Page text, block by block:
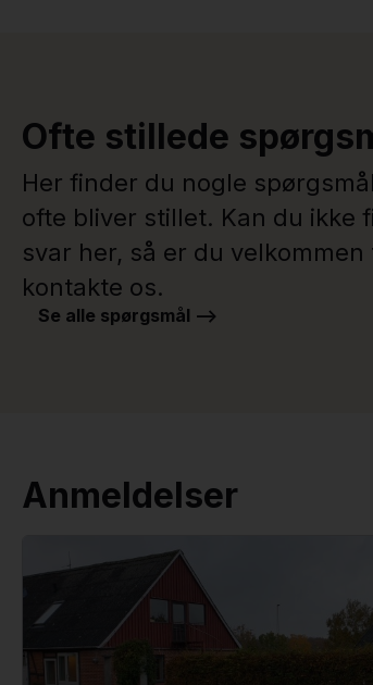
Ofte stillede
Her finder du nogle
ofte bliver stillet. Kan du ikke
svar her, så er du velkommen
kontakte os.
Se alle spørgsmål -->
Anmeldelser